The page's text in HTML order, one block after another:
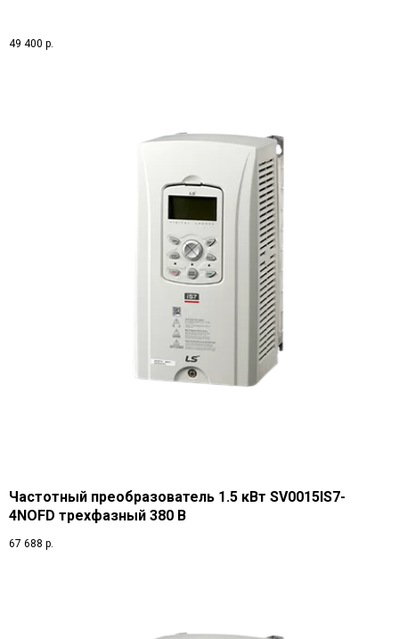
49 400 р.
Частотный преобразователь 1.5 кВт SV0015IS7-
4NOFD трехфазный 380 В
67 688 р.